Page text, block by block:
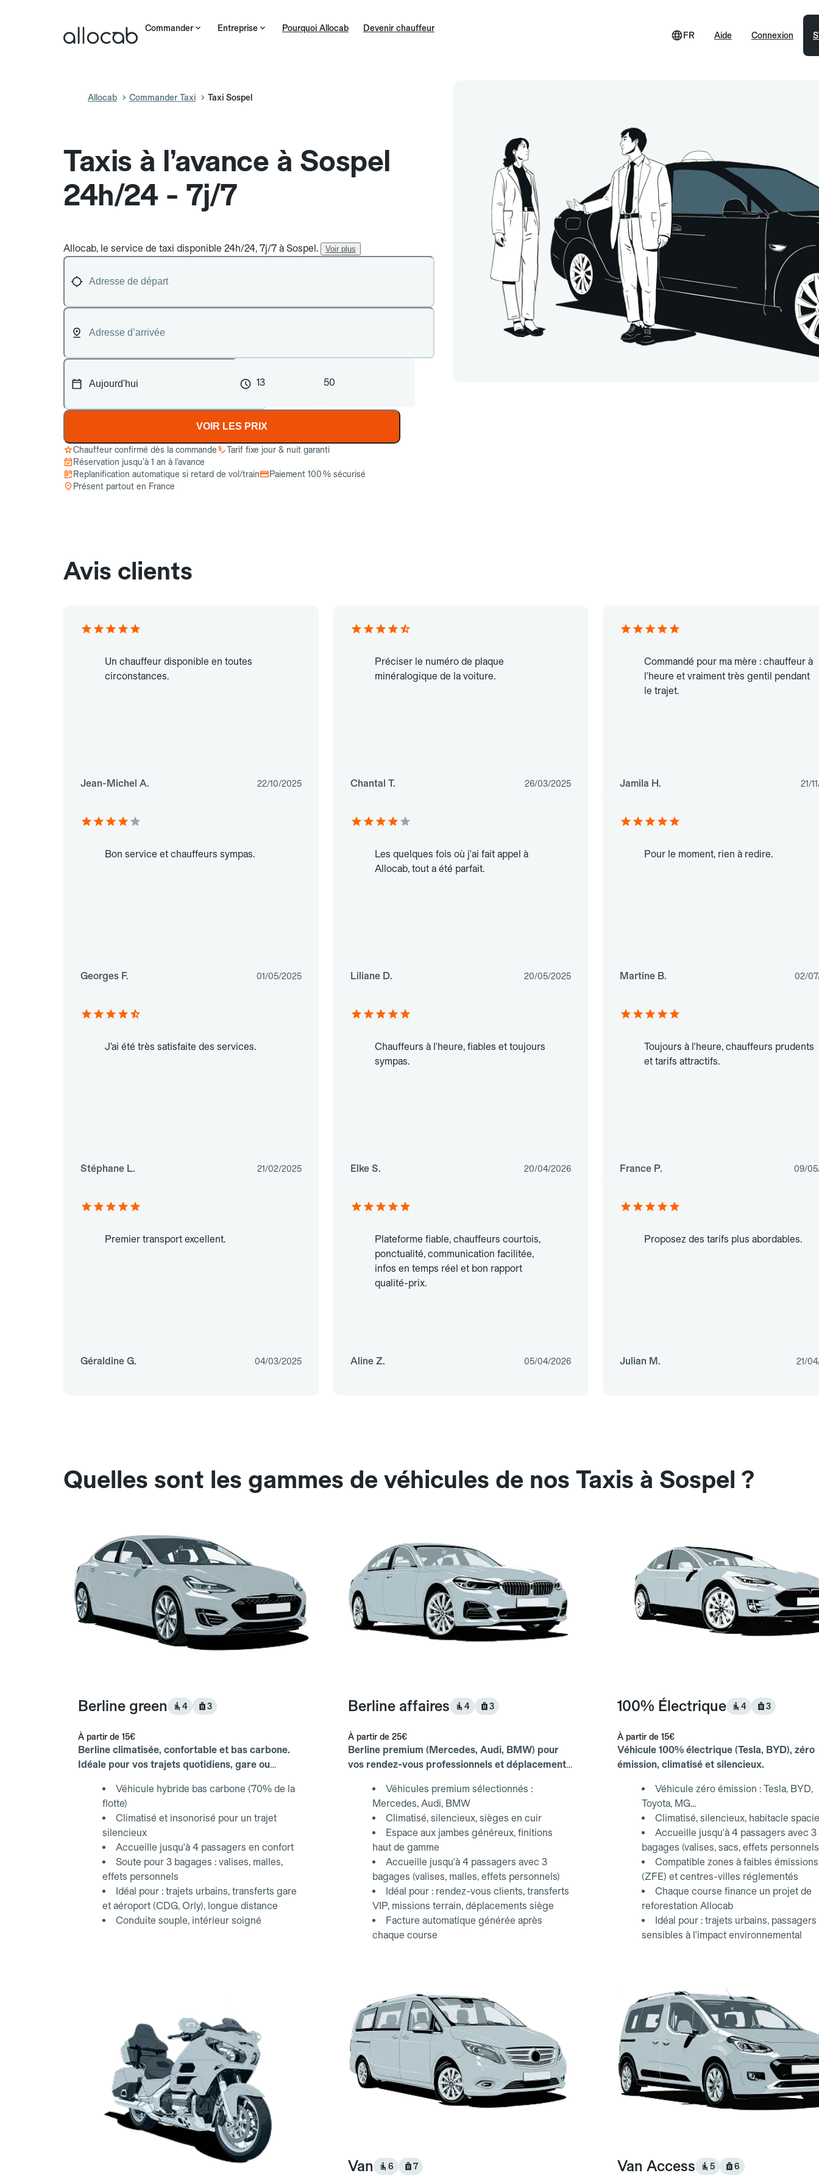
Commander Entreprise Pourquoi Allocab Devenir chauffeur
Aide
FR Connexion
Allocab Commander Taxi Taxi Sospel
Taxis à l’avance à Sospel
24h/24 - 7j/7
Allocab, le service de taxi disponible 24h/24, 7j/7 à Sospel. Voir plus
13 50
VOIR LES PRIX
Chauffeur confirmé dès la commande
Tarif fixe jour & nuit garanti
Réservation jusqu’à 1 an à l’avance
Replanification automatique si retard de vol/train
Paiement 100 % sécurisé
Présent partout en France
Avis clients
Un chauffeur disponible en toutes
circonstances.
Jean-Michel A. 22/10/2025
Préciser le numéro de plaque
minéralogique de la voiture.
Chantal T. 26/03/2025
Commandé pour ma mère : chauffeur à
l'heure et vraiment très gentil pendant
le trajet.
Jamila H. 21/
Bon service et chauffeurs sympas.
Georges F. 01/05/2025
Les quelques fois où j'ai fait appel à
Allocab, tout a été parfait.
Liliane D. 20/05/2025
Pour le moment, rien à redire.
Martine B. 02/
J’ai été très satisfaite des services.
Stéphane L. 21/02/2025
Chauffeurs à l'heure, fiables et toujours
sympas.
Elke S. 20/04/2026
Toujours à l'heure, chauffeurs prudents
et tarifs attractifs.
France P. 09/
Premier transport excellent.
Géraldine G. 04/03/2025
Plateforme fiable, chauffeurs courtois,
ponctualité, communication facilitée,
infos en temps réel et bon rapport
qualité-prix.
Aline Z. 05/04/2026
Proposez des tarifs plus abordables.
Julian M. 21/
Quelles sont les gammes de véhicules de nos Taxis à Sospel ?
Berline green 4 3
À partir de 15€
Berline climatisée, confortable et bas carbone.
Idéale pour vos trajets quotidiens, gare ou
Véhicule hybride bas carbone (70% de la
flotte)
Climatisé et insonorisé pour un trajet
silencieux
Accueille jusqu'à 4 passagers en confort
Soute pour 3 bagages : valises, malles,
effets personnels
Idéal pour : trajets urbains, transferts gare
et aéroport (CDG, Orly), longue distance
Conduite souple, intérieur soigné
Berline affaires 4 3
À partir de 25€
Berline premium (Mercedes, Audi, BMW) pour
vos rendez-vous professionnels et déplacements
Véhicules premium sélectionnés :
Mercedes, Audi, BMW
Climatisé, silencieux, sièges en cuir
Espace aux jambes généreux, finitions
haut de gamme
Accueille jusqu'à 4 passagers avec 3
bagages (valises, malles, effets personnels)
Idéal pour : rendez-vous clients, transferts
VIP, missions terrain, déplacements siège
Facture automatique générée après
chaque course
100% Électrique 4 3
À partir de 15€
Véhicule 100% électrique (Tesla, BYD), zéro
émission, climatisé et silencieux.
Véhicule zéro émission : Tesla, BYD,
Toyota, MG...
Climatisé, silencieux, habitacle
Accueille jusqu'à 4 passagers avec 3
bagages (valises, sacs, effets
Compatible zones à faibles émissions
(ZFE) et centres-villes réglementés
Chaque course finance un projet de
reforestation Allocab
Idéal pour : trajets urbains, passagers
sensibles à l'impact environnemental
Van 6 7 Van Access 5 6